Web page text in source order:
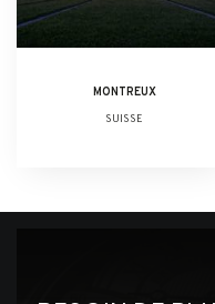
MONTREUX
SUISSE